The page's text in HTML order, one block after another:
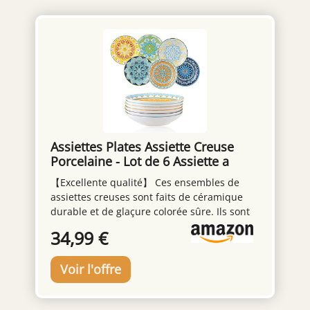
Assiettes Plates Assiette Creuse
Porcelaine - Lot de 6 Assiette a
Pates | Salade | Soupe | Dessert |
Risotto - 680 ml - 20×4 cm
【Excellente qualité】 Ces ensembles de
assiettes creuses sont faits de céramique
durable et de glaçure colorée sûre. Ils sont
sans plomb, sans cadmium et sans danger.
Ne vous inquiétez pas des substances
nocives qui pénètrent dans vos aliments.
【Application】Ce plat multifonctionnel est
très approprié comme assiettes à pâtes, plat
a salade, assiette à soupe, assiette à risotto,
34,99 €